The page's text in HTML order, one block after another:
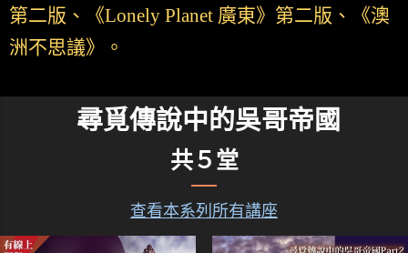
第二版、《Lonely Planet 廣東》第二版、《澳
洲不思議》。
尋覓傳說中的吳哥帝國
共５堂
查看本系列所有講座